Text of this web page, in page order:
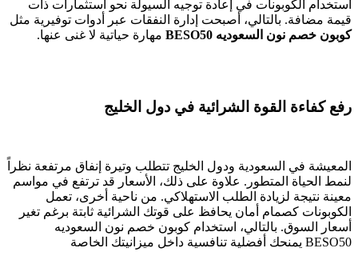
استخدام الكوبونات في إعادة توجيه السيولة نحو استثمارات ذات
قيمة مضافة. بالتالي، أصبحت إدارة النفقات عبر أدوات توفيرية مثل
كوبون خصم نون السعوديه BESO50
مهارة حياتية لا غنى عنها.
رفع كفاءة القوة الشرائية في دول الخليج
المعيشة في السعودية ودول الخليج تتطلب وتيرة إنفاق مرتفعة نظراً
لنمط الحياة المتطور. علاوة على ذلك، الأسعار قد ترتفع في مواسم
معينة نتيجة لزيادة الطلب الاستهلاكي. من ناحية أخرى، تعمل
الكوبونات كصمام أمان يحافظ على قوتك الشرائية ثابتة برغم تغير
أسعار السوق. بالتالي، استخدام كوبون خصم نون السعوديه
BESO50 يمنحك أفضلية تنافسية داخل ميزانيتك الخاصة